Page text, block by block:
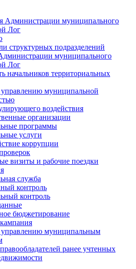
Администрации муниципального
Лог
структурных подразделений
муниципального
Лог
начальников территориальных
муниципальной
воздействия
организации
программы
услуги
коррупции
визиты и рабочие поездки
служба
контроль
контроль
бюджетирование
управлению муниципальным
ранее учтенных